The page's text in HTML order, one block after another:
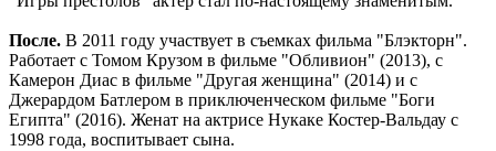
После. В 2011 году участвует в съемках фильма "Блэкторн".
Работает с Томом Крузом в фильме "Обливион" (2013), с
Камерон Диас в фильме "Другая женщина" (2014) и с
Джерардом Батлером в приключенческом фильме "Боги
Египта" (2016). Женат на актрисе Нукаке Костер-Вальдау с
1998 года, воспитывает сына.